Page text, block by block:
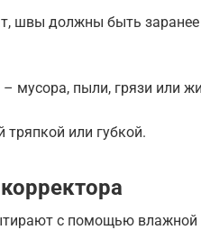
швы должны быть заранее
мусора, пыли, грязи или
или губкой.
с помощью влажной